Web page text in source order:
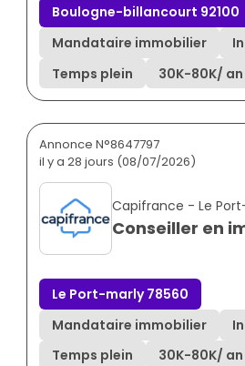
Boulogne-billancourt 92100
Mandataire immobilier
Temps plein
30K-80K/ an
Annonce N°8647797
il y a 28 jours (08/07/2026)
Capifrance - Le
Conseiller en
Le Port-marly 78560
Mandataire immobilier
Temps plein
30K-80K/ an